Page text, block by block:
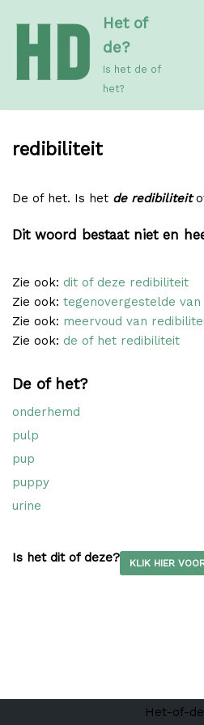
de
inhoud
Het of
de?
Is het de of
het?
redibiliteit
De of het. Is het de redibiliteit
Dit woord bestaat niet en
Zie ook: dit of deze redibiliteit
Zie ook: tegenovergestelde
Zie ook: meervoud van
Zie ook: de of het redibiliteit
De of het?
onderhemd
pulp
pup
puppy
urine
Is het dit of deze? KLIK HIER
Het-of-